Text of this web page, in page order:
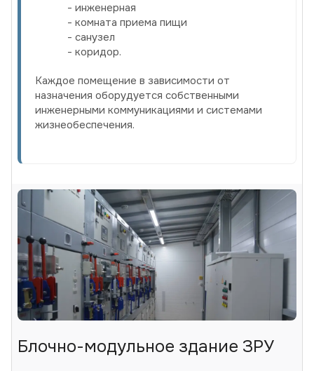
- инженерная
- комната приема пищи
- санузел
- коридор.
Каждое помещение в зависимости от
назначения оборудуется собственными
инженерными коммуникациями и системами
жизнеобеспечения.
Блочно-модульное здание ЗРУ